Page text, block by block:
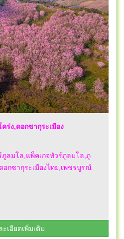
ร่ง,ดอกซากุระเมือง
ลมโล,แพ็คเกจทัวร์ภูลมโล,ภู
กซากุระเมืองไทย,เพชรบูรณ์
ะเอียดเพิ่มเติม